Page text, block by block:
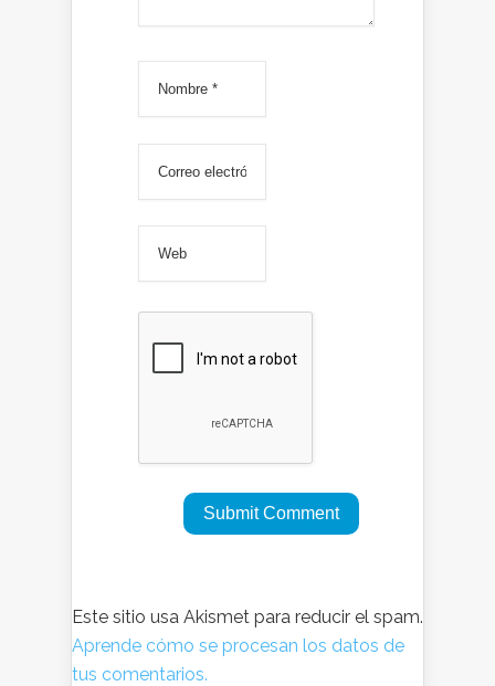
Este sitio usa Akismet para reducir el spam.
Aprende cómo se procesan los datos de
tus comentarios.